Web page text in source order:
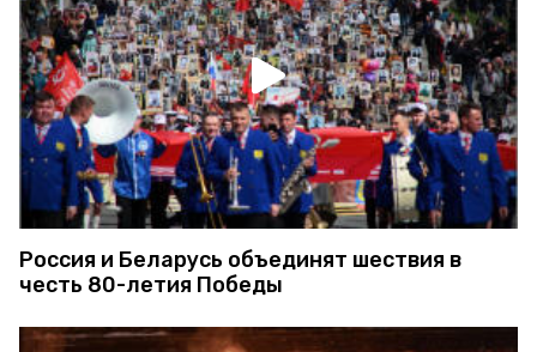
Россия и Беларусь объединят шествия в
честь 80-летия Победы